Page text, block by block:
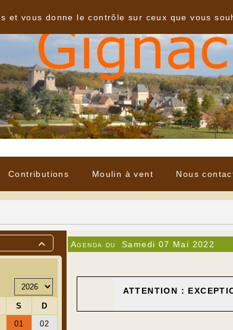
Contributions Moulin à vent Nous
 Agenda du Samedi 07 Mai 2022
ATTENTION :
et vous donne le contrôle sur ceux que vous